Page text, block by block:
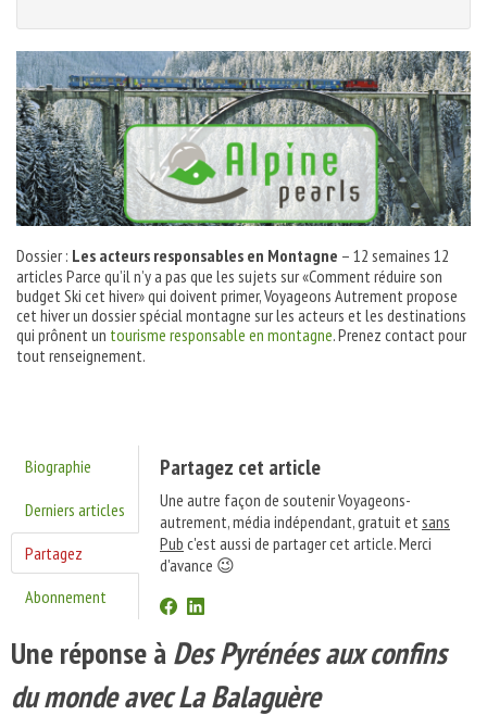
Dossier : Les acteurs responsables en Montagne – 12 semaines 12
articles Parce qu’il n’y a pas que les sujets sur «Comment réduire son
budget Ski cet hiver» qui doivent primer, Voyageons Autrement propose
cet hiver un dossier spécial montagne sur les acteurs et les destinations
qui prônent un tourisme responsable en montagne. Prenez contact pour
tout renseignement.
Biographie
Derniers articles
Partagez
Abonnement
Partagez cet article
Une autre façon de soutenir Voyageons-
autrement, média indépendant, gratuit etsans
Pub c'est aussi de partager cet article. Merci
d'avance 😉
Une réponse àDes Pyrénées aux confins
du monde avec La Balaguère